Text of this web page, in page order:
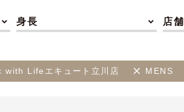
身長 店舗
with Lifeエキュート立川店 MENS